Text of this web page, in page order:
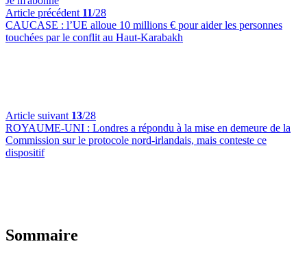
Article précédent 11/28
CAUCASE : l’UE alloue 10 millions € pour aider les personnes
touchées par le conflit au Haut-Karabakh
Article suivant 13/28
ROYAUME-UNI : Londres a répondu à la mise en demeure de la
Commission sur le protocole nord-irlandais, mais conteste ce
dispositif
Sommaire